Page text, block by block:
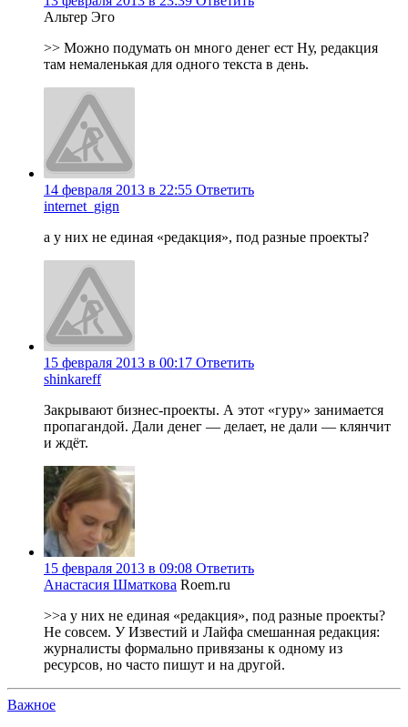
Альтер Эго
>> Можно подумать он много денег ест Ну, редакция
там немаленькая для одного текста в день.
14 февраля 2013 в 22:55 Ответить
internet_gign
а у них не единая «редакция», под разные проекты?
15 февраля 2013 в 00:17 Ответить
shinkareff
Закрывают бизнес-проекты. А этот «гуру» занимается
пропагандой. Дали денег — делает, не дали — клянчит
и ждёт.
15 февраля 2013 в 09:08 Ответить
Анастасия Шматкова Roem.ru
>>а у них не единая «редакция», под разные проекты?
Не совсем. У Известий и Лайфа смешанная редакция:
журналисты формально привязаны к одному из
ресурсов, но часто пишут и на другой.
Важное